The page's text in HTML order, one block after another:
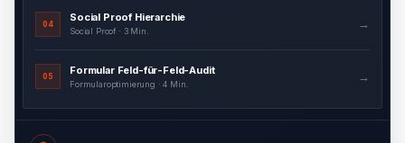
04
Social Proof Hierarchie
Social Proof · 3 Min.
→
05
Formular Feld-für-Feld-Audit
Formularoptimierung · 4 Min.
→